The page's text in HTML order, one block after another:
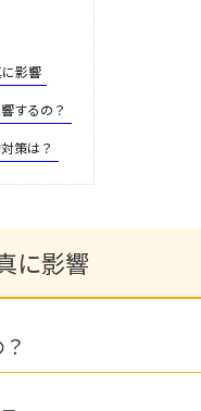
影響
するの？
策は？
に影響